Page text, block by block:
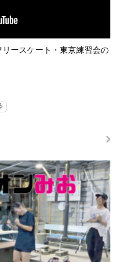
ースケート・東京練習会の